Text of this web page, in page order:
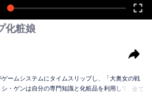
化粧娘
ームシステムにタイムスリップし、「大奥女の戦
・ゲンは自分の専門知識と化粧品を利用してこの
全て